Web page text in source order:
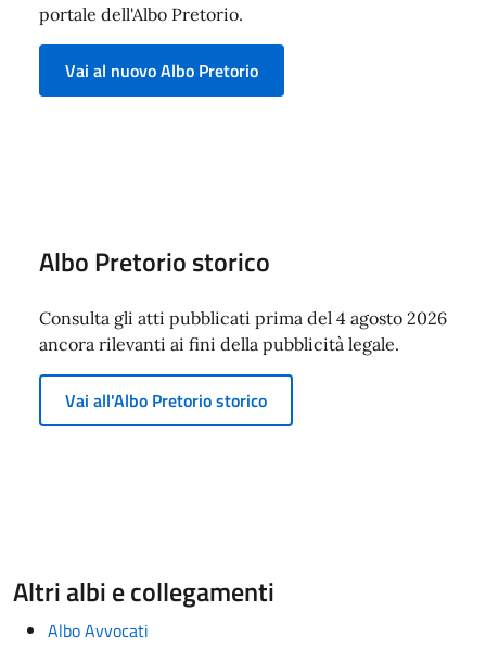
portale dell'Albo Pretorio.
Vai al nuovo Albo Pretorio
Albo Pretorio storico
Consulta gli atti pubblicati prima del 4 agosto 2026
ancora rilevanti ai fini della pubblicità legale.
Vai all'Albo Pretorio storico
Altri albi e collegamenti
Albo Avvocati